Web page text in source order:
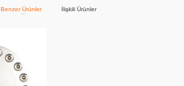
Benzer Ürünler İlişkili Ürünler